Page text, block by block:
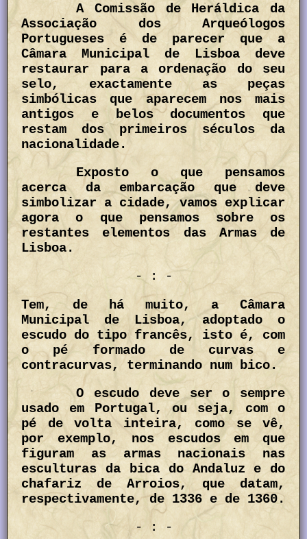
A Comissão de Heráldica da
Associação dos Arqueólogos
Portugueses é de parecer que a
Câmara Municipal de Lisboa deve
restaurar para a ordenação do seu
selo, exactamente as peças
simbólicas que aparecem nos mais
antigos e belos documentos que
restam dos primeiros séculos da
nacionalidade.
Exposto o que pensamos
acerca da embarcação que deve
simbolizar a cidade, vamos explicar
agora o que pensamos sobre os
restantes elementos das Armas de
Lisboa.
- : -
Tem, de há muito, a Câmara
Municipal de Lisboa, adoptado o
escudo do tipo francês, isto é, com
o pé formado de curvas e
contracurvas, terminando num bico.
O escudo deve ser o sempre
usado em Portugal, ou seja, com o
pé de volta inteira, como se vê,
por exemplo, nos escudos em que
figuram as armas nacionais nas
esculturas da bica do Andaluz e do
chafariz de Arroios, que datam,
respectivamente, de 1336 e de 1360.
- : -